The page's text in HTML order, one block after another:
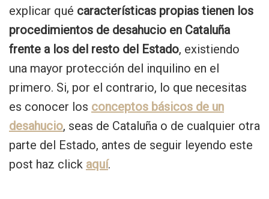
explicar qué características propias tienen los
procedimientos de desahucio en Cataluña
frente a los del resto del Estado, existiendo
una mayor protección del inquilino en el
primero. Si, por el contrario, lo que necesitas
es conocer los conceptos básicos de un
desahucio, seas de Cataluña o de cualquier otra
parte del Estado, antes de seguir leyendo este
post haz click aquí.